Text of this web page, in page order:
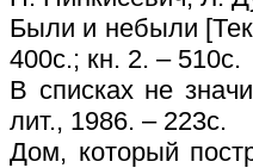
Были и небыли
400с.; кн. 2. – 510с.
В списках не
лит., 1986. – 223с.
Дом, который